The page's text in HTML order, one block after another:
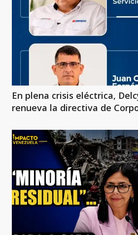
En plena crisis eléctrica,
renueva la directiva de